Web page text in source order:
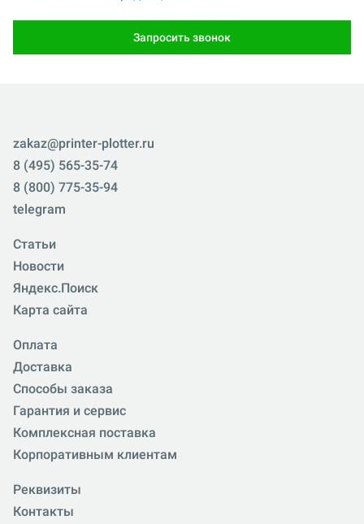
Запросить звонок
zakaz@printer-plotter.ru
8 (495) 565-35-74
8 (800) 775-35-94
telegram
Статьи
Новости
Яндекс.Поиск
Карта сайта
Оплата
Доставка
Способы заказа
Гарантия и сервис
Комплексная поставка
Корпоративным клиентам
Реквизиты
Контакты